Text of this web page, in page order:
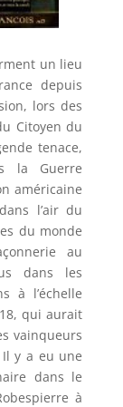
un lieu
depuis
lors des
Citoyen du
tenace,
la Guerre
américaine
l’air du
du monde
au
dans les
à l’échelle
qui aurait
vainqueurs
Il y a eu une
dans le
à